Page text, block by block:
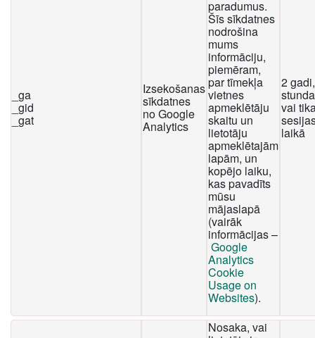
_ga
_gid
_gat
Izsekošanas
sīkdatnes
no Google
Analytics
paradumus.
Šīs sīkdatnes
nodrošina
mums
informāciju,
piemēram,
par tīmekļa
vietnes
apmeklētāju
skaitu un
lietotāju
apmeklētajām
lapām, un
kopējo laiku,
kas pavadīts
mūsu
mājaslapā
(vairāk
informācijas –
Google
Analytics
Cookie
Usage on
Websites).
2
vai
laikā
Nosaka, vai